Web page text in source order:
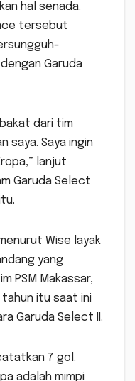
hal senada.
tersebut
Garuda
dari tim
saya. Saya ingin
lanjut
Garuda Select
Wise layak
yang
PSM Makassar,
tahun itu saat ini
Garuda Select II.
7 gol.
adalah mimpi